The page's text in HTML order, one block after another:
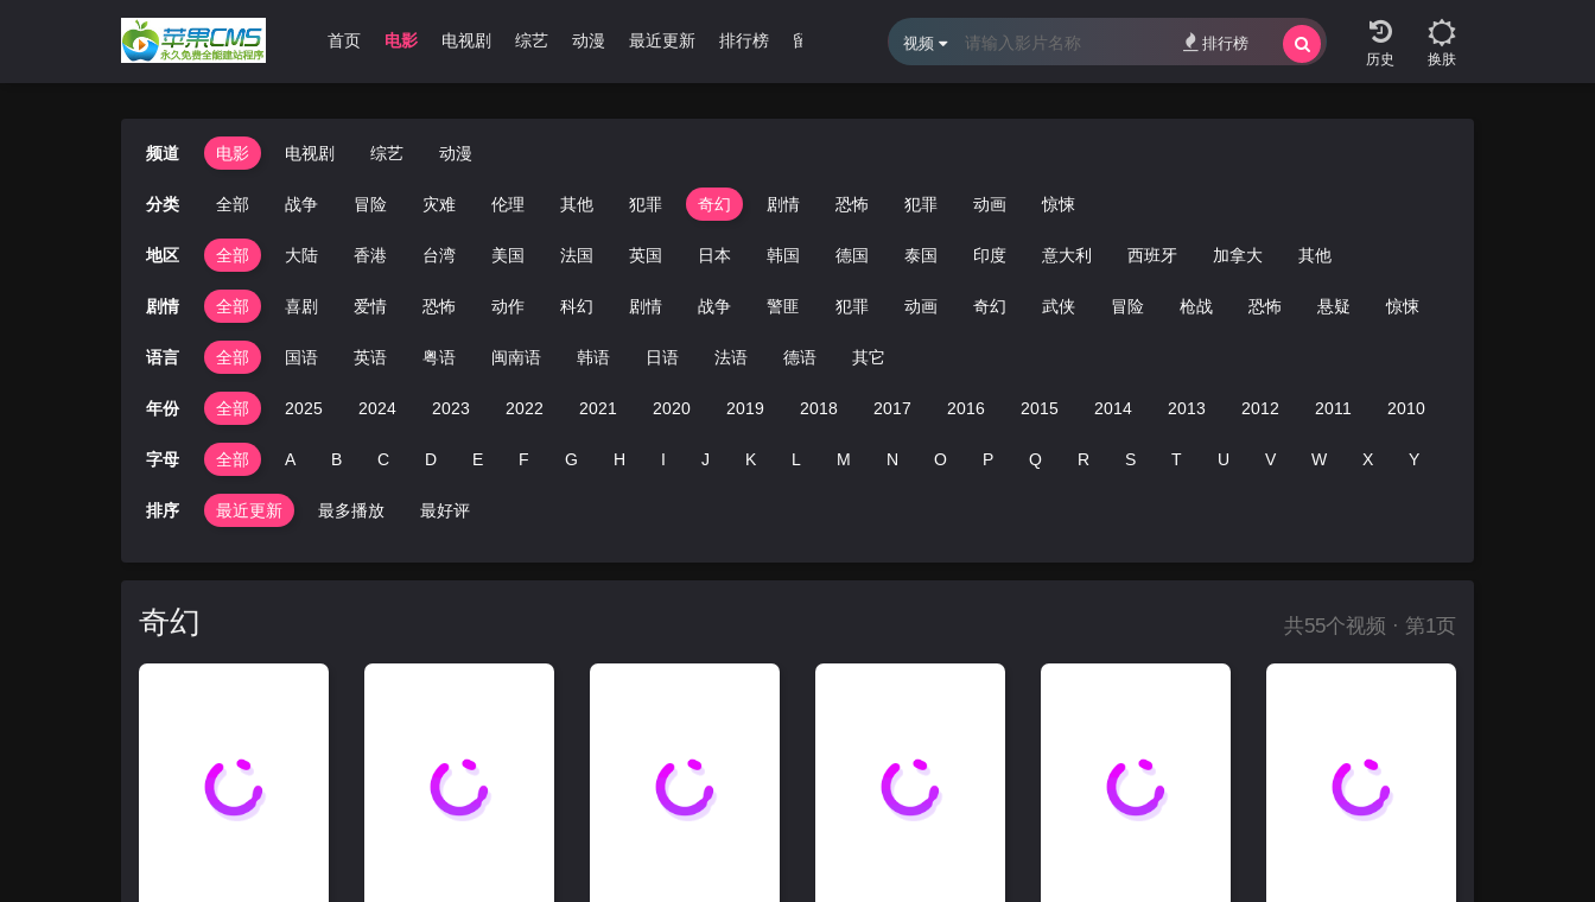
首页 电影 电视剧 综艺 动漫 最近更新 排行榜 留言报错
换肤
视频 排行榜
频道 电影 电视剧 综艺 动漫
分类 全部 战争 冒险 灾难 伦理 其他 犯罪 奇幻 剧情 恐怖 犯罪 动画 惊悚
地区 全部 大陆 香港 台湾 美国 法国 英国 日本 韩国 德国 泰国 印度 意大利 西班牙 加拿大 其他
剧情 全部 喜剧 爱情 恐怖 动作 科幻 剧情 战争 警匪 犯罪 动画 奇幻 武侠 冒险 枪战 恐怖 悬疑 惊悚
语言 全部 国语 英语 粤语 闽南语 韩语 日语 法语 德语 其它
年份 全部 2025 2024 2023 2022 2021 2020 2019 2018 2017 2016 2015 2014 2013 2012 2011 2010
字母 全部 A B C D E F G H I J K L M N O P Q R S T U V W X Y
排序 最近更新 最多播放 最好评
奇幻 共55个视频 · 第1页